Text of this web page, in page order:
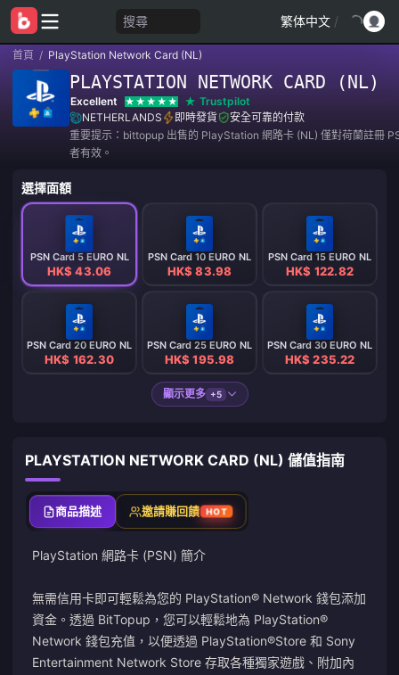
搜尋 繁体中文 /
首頁 / PlayStation Network Card (NL)
PLAYSTATION NETWORK CARD (NL)
Excellent
Trustpilot
NETHERLANDS
即時發貨
安全可靠的付款
重要提示：bittopup 出售的 PlayStation 網路卡 (NL) 僅對荷蘭註冊
者有效。
選擇面額
PSN Card 5 EURO NL
HK$ 43.06
PSN Card 10 EURO NL
HK$ 83.98
PSN Card 15 EURO NL
HK$ 122.82
PSN Card 20 EURO NL
HK$ 162.30
PSN Card 25 EURO NL
HK$ 195.98
PSN Card 30 EURO NL
HK$ 235.22
顯示更多 +5
PLAYSTATION NETWORK CARD (NL) 儲值指南
商品描述 邀請賺回饋 HOT
PlayStation 網路卡 (PSN) 簡介
無需信用卡即可輕鬆為您的 PlayStation® Network 錢包添加
資金。透過 BitTopup，您可以輕鬆地為 PlayStation®
Network 錢包充值，以便透過 PlayStation®Store 和 Sony
Entertainment Network Store 存取各種獨家遊戲、附加內